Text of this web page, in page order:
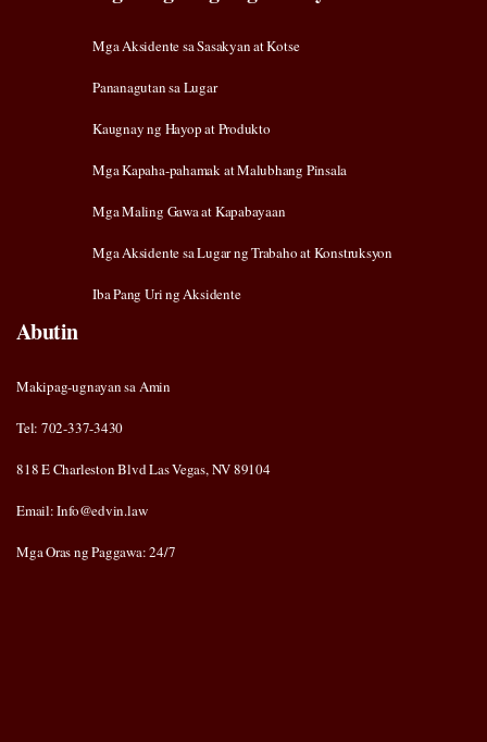
Mga Aksidente sa Sasakyan at Kotse
Pananagutan sa Lugar
Kaugnay ng Hayop at Produkto
Mga Kapaha-pahamak at Malubhang Pinsala
Mga Maling Gawa at Kapabayaan
Mga Aksidente sa Lugar ng Trabaho at Konstruksyon
Iba Pang Uri ng Aksidente
Abutin
Makipag-ugnayan sa Amin
Tel: 702-337-3430
818 E Charleston Blvd Las Vegas, NV 89104
Email: Info@edvin.law
Mga Oras ng Paggawa: 24/7